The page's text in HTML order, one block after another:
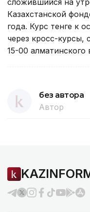
Казахстанской
года. Курс тенге к
через кросс-
15-00 алматинского
без автора
Автор